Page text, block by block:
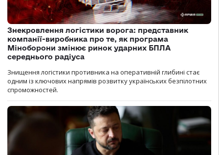
Знекровлення логістики ворога: представник
компанії-виробника про те, як програма
Міноборони змінює ринок ударних БПЛА
середнього радіуса
Знищення логістики противника на оперативній глибині стає
одним із ключових напрямів розвитку українських безпілотних
спроможностей.